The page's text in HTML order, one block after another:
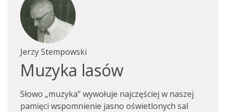
Jerzy Stempowski
Muzyka lasów
Słowo „muzyka” wywołuje najczęściej w naszej
pamięci wspomnienie jasno oświetlonych sal